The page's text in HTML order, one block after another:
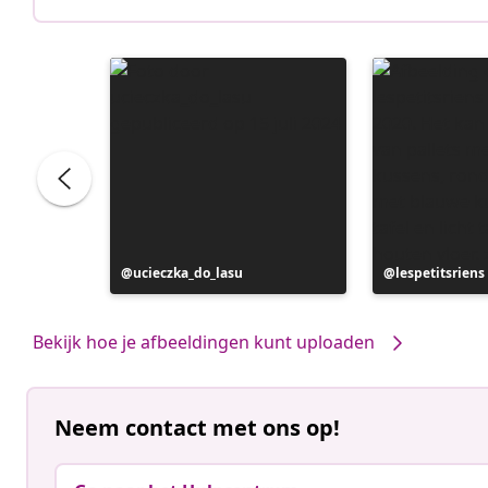
Bericht
gepubliceerd
ucieczka_do_lasu
Bericht
gepubliceerd
lespetitsriens
Bekijk hoe je afbeeldingen kunt uploaden
Neem contact met ons op!